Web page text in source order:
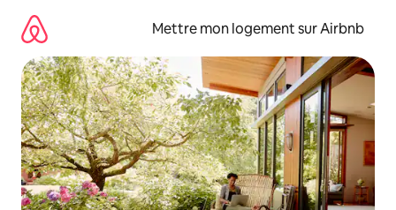
directement
contenu
Mettre mon logement sur Airbnb